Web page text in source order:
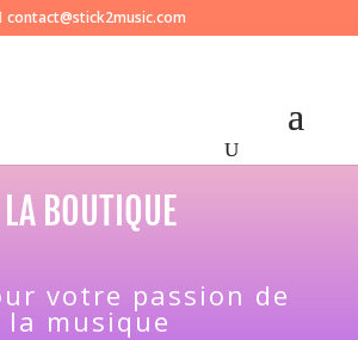
contact@stick2music.com
LA BOUTIQUE
votre passion de
la musique